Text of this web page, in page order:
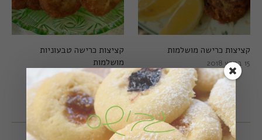
קציצות כרישה טבעוניות
מושלמות
20 במרץ 2018
קציצות כרישה מושלמות
15 במרץ 2018
עקבו אחרי באינסטגרם